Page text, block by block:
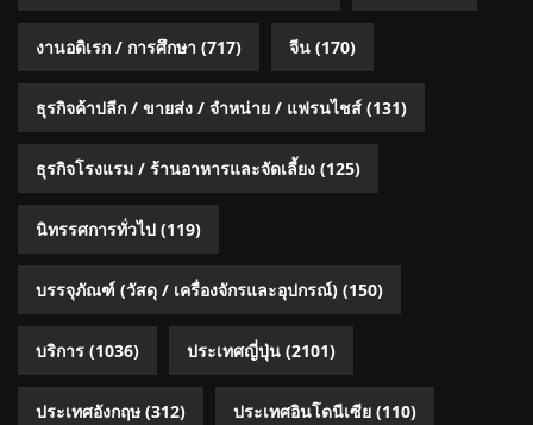
งานอดิเรก / การศึกษา (717) จีน (170)
ธุรกิจค้าปลีก / ขายส่ง / จำหน่าย / แฟรนไชส์ (131)
ธุรกิจโรงแรม / ร้านอาหารและจัดเลี้ยง (125)
นิทรรศการทั่วไป (119)
บรรจุภัณฑ์ (วัสดุ / เครื่องจักรและอุปกรณ์) (150)
บริการ (1036) ประเทศญี่ปุ่น (2101)
ประเทศอังกฤษ(312) ประเทศอินโดนีเซีย (110)